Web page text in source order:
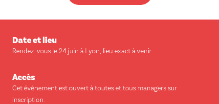
Date et lieu
Rendez-vous le 24 juin à Lyon, lieu exact à venir.
Accès
Cet événement est ouvert à toutes et tous managers sur
inscription.